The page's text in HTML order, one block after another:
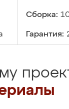
Сборка:
Гарантия: